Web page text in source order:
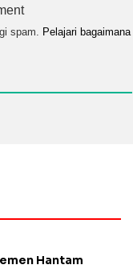
spam. Pelajari bagaimana
Hantam